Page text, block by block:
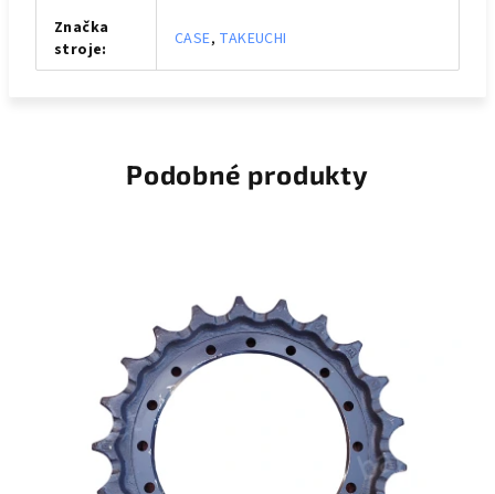
Značka
stroje: CASE, TAKEUCHI
Podobné produkty